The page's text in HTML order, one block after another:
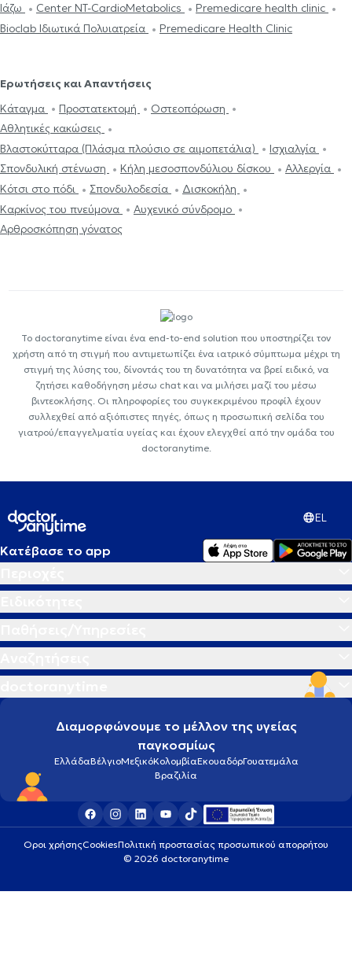
Ιάζω
Center NT-CardioMetabolics
Premedicare health clinic
Bioclab Ιδιωτικά Πολυιατρεία
Premedicare Health Clinic
Ερωτήσεις και Απαντήσεις
Κάταγμα
Προστατεκτομή
Οστεοπόρωση
Αθλητικές κακώσεις
Βλαστοκύτταρα (Πλάσμα πλούσιο σε αιμοπετάλια)
Ισχιαλγία
Σπονδυλική στένωση
Κήλη μεσοσπονδύλιου δίσκου
Αλλεργία
Κότσι στο πόδι
Σπονδυλοδεσία
Δισκοκήλη
Καρκίνος του πνεύμονα
Αυχενικό σύνδρομο
Αρθροσκόπηση γόνατος
Το doctoranytime είναι ένα end-to-end solution που υποστηρίζει τον
χρήστη από τη στιγμή που αντιμετωπίζει ένα ιατρικό σύμπτωμα μέχρι τη
στιγμή της λύσης του, δίνοντάς του τη δυνατότητα να βρεί ειδικό, να
ζητήσει καθοδήγηση μέσω chat και να μιλήσει μαζί του μέσω
βιντεοκλήσης. Οι πληροφορίες του συγκεκριμένου προφίλ έχουν
συλλεχθεί από αξιόπιστες πηγές, όπως η προσωπική σελίδα του
γιατρού/επαγγελματία υγείας και έχουν ελεγχθεί από την ομάδα του
doctoranytime.
EL
Κατέβασε το app
Διαμορφώνουμε το μέλλον της υγείας
παγκοσμίως
ΕλλάδαΒέλγιοΜεξικόΚολομβίαΕκουαδόρΓουατεμάλα
Βραζιλία
Οροι χρήσηςCookiesΠολιτική προστασίας προσωπικού απορρήτου
© 2026 doctoranytime